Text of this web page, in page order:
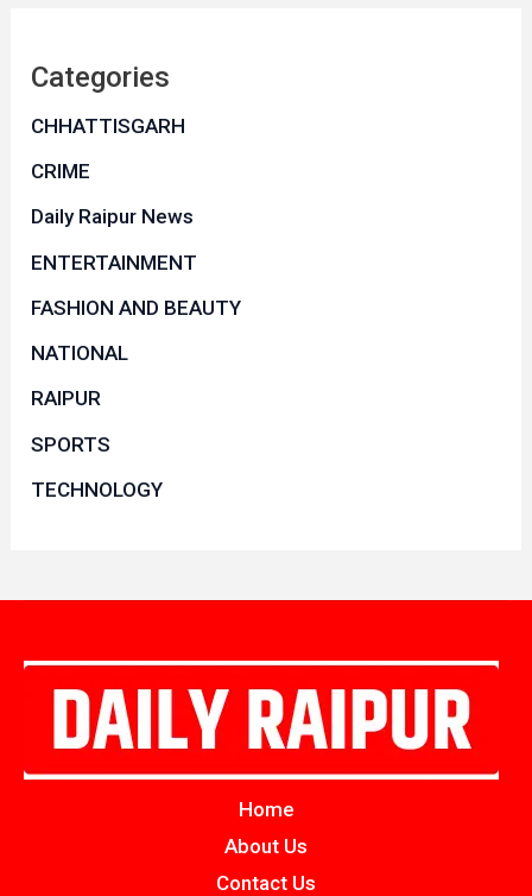
Categories
CHHATTISGARH
CRIME
Daily Raipur News
ENTERTAINMENT
FASHION AND BEAUTY
NATIONAL
RAIPUR
SPORTS
TECHNOLOGY
Home
About Us
Contact Us